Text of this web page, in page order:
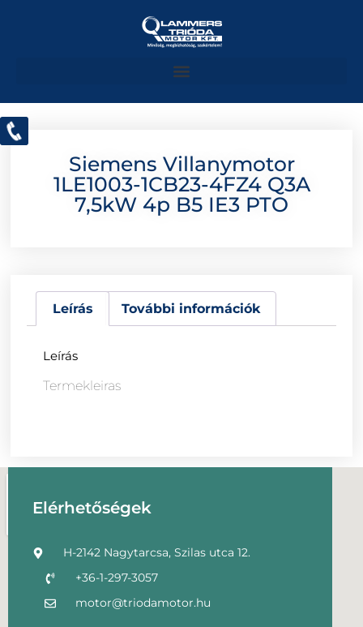
Siemens Villanymotor
1LE1003-1CB23-4FZ4 Q3A
7,5kW 4p B5 IE3 PTO
Leírás További információk
Leírás
Termekleiras
Elérhetőségek
H-2142 Nagytarcsa, Szilas utca 12.
+36-1-297-3057
motor@triodamotor.hu